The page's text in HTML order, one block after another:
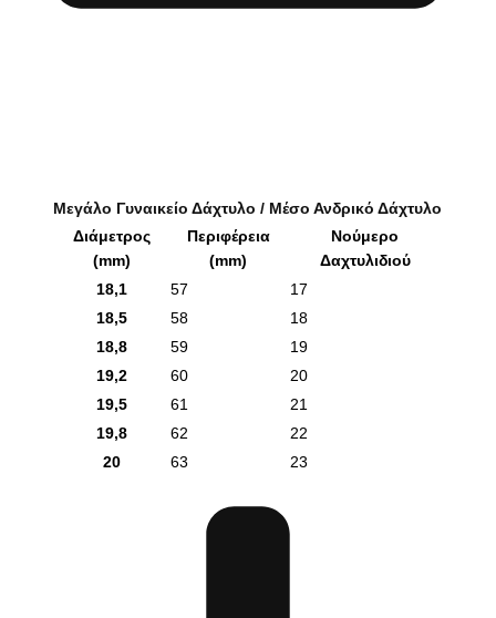
Μεγάλο Γυναικείο Δάχτυλο / Μέσο Ανδρικό Δάχτυλο
Διάμετρος
(mm)
Περιφέρεια
(mm)
Νούμερο
Δαχτυλιδιού
18,1
57
17
18,5
58
18
18,8
59
19
19,2
60
20
19,5
61
21
19,8
62
22
20
63 23